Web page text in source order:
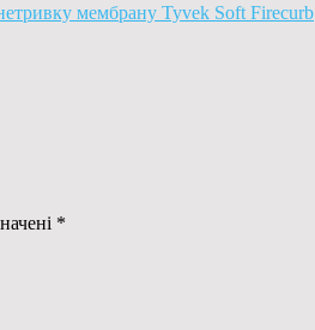
мембрану Tyvek Soft Firecurb
*